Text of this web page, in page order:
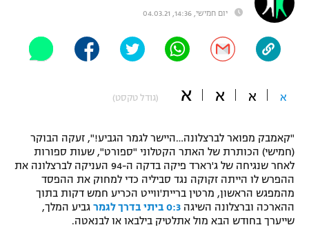
"מעל הליגה" – פודקאסט
"מחצית בשכונה" – פודקאסט
משתתפים וזוכים בפרסים
תקנון משתתפים וזוכים בפרסים
תקנון עבור פעילות אלקטרה
תקנון עבור פעילות ספורט 1 – "מרלן"
טניס
גיימינג E-Sports
בני יהודה
היאבקות WWE
אופניים
ספורט מוטורי
פוטבול אמריקאי NFL
בייסבול MLB
ספורט אתגרי ואקסטרים
יום חמישי, 14:36, 04.03.21
א א א א (גודל טקסט)
"קאמבק מפואר לברצלונה…היישר לגמר הגביע!", זעקה הבוקר
(חמישי) הכותרת של האתר הקטלוני "ספורט", שעות ספורות
לאחר שנגיחה של ג'רארד פיקה בדקה ה-94 העניקה לברצלונה את
ההפרש לו הייתה זקוקה נגד סביליה כדי למחוק את ההפסד
מהמפגש הראשון, מרטין בריית'ווייט הכריע חמש דקות בתוך
ההארכה וברצלונה השיגה 0:3 ביתי בדרך לגמר
גביע המלך,
שייערך בחודש הבא מול אתלטיק בילבאו או לבנאטה.